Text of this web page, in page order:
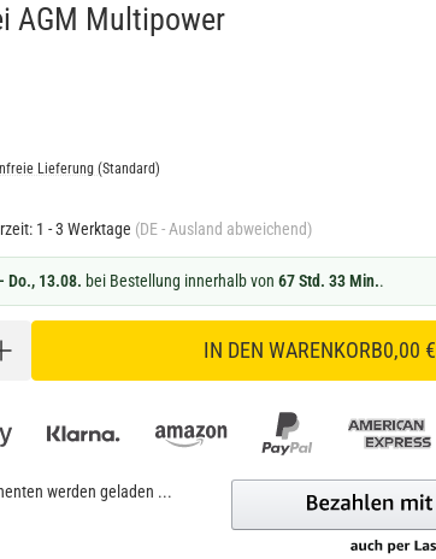
AGM Multipower
Lieferung (Standard)
1 - 3 Werktage (DE - Ausland abweichend)
Do., 13.08. bei Bestellung innerhalb von 67 Std. 33 Min..
IN DEN WARENKORB0,00 €
werden geladen ...